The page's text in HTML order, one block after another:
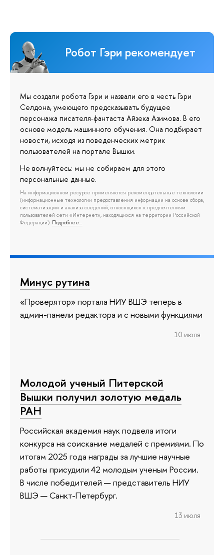
Робот Гэри рекомендует
Мы создали робота Гэри и назвали его в честь Гэри
Селдона, умеющего предсказывать будущее
персонажа писателя-фантаста Айзека Азимова. В его
основе модель машинного обучения. Она подбирает
новости, исходя из поведенческих метрик
пользователей на портале Вышки.
Не волнуйтесь: мы не собираем для этого
персональные данные.
На информационном ресурсе применяются рекомендательные технологии
(информационные технологии предоставления информации на основе сбора,
систематизации и анализа сведений, относящихся к предпочтениям
пользователей сети «Интернет», находящихся на территории Российской
Федерации). Подробнее…
Минус рутина
«Проверятор» портала НИУ ВШЭ теперь в
админ-панели редактора и с новыми функциями
10 июля
Молодой ученый Питерской
Вышки получил золотую медаль
РАН
Российская академия наук подвела итоги
конкурса на соискание медалей с премиями. По
итогам 2025 года награды за лучшие научные
работы присудили 42 молодым ученым России.
В числе победителей — представитель НИУ
ВШЭ — Санкт-Петербург.
13 июля